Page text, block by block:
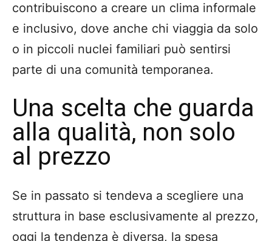
contribuiscono a creare un clima informale
e inclusivo, dove anche chi viaggia da solo
o in piccoli nuclei familiari può sentirsi
parte di una comunità temporanea.
Una scelta che guarda
alla qualità, non solo
al prezzo
Se in passato si tendeva a scegliere una
struttura in base esclusivamente al prezzo,
oggi la tendenza è diversa, la spesa